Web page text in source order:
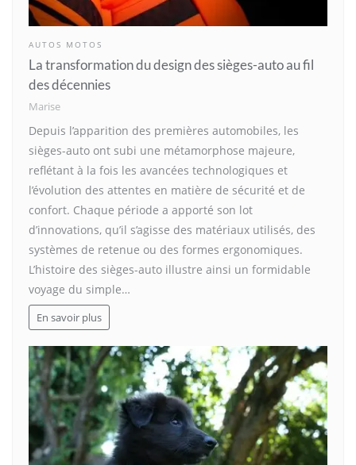
AUTOS MOTOS
La transformation du design des sièges-auto au fil
des décennies
Marise
Depuis l’apparition des premières automobiles, les
sièges-auto ont subi une métamorphose majeure,
reflétant à la fois les avancées technologiques et
l’évolution des attentes en matière de sécurité et de
confort. Chaque période a apporté son lot
d’innovations, qu’il s’agisse des matériaux utilisés, des
systèmes de retenue ou des formes ergonomiques.
L’histoire des sièges-auto illustre ainsi un formidable
voyage du simple…
En savoir plus